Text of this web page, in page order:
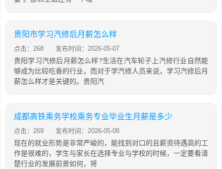
贵阳市学习汽修后月薪怎么样
点击：268 发布时间：2026-05-07
贵阳学习汽修后月薪怎么样?生活在汽车轮子上汽修行业自然能
够成为比较吃香的行业，而对于学汽修人员来说，学习汽修后月
薪怎么样才是关键的。贵阳汽
成都高铁乘务学校乘务专业毕业生月薪是多少
点击：269 发布时间：2026-05-08
现在的就业形势是非常严峻的，能找到对口的且薪资待遇高的工
作是很难的，学生与家长在选择专业与学校的时候，一定要看清
楚行业的发展前景如何，将